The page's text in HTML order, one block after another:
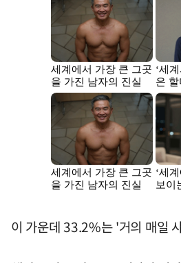
이 가운데 33.2%는 '거의 매일